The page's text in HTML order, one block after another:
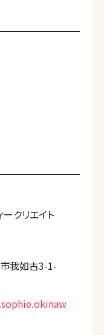
クリエイト
我如古3-1-